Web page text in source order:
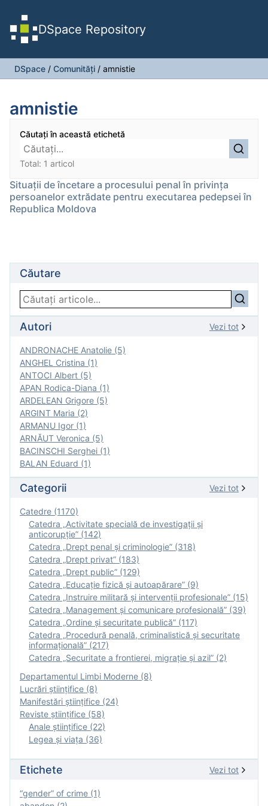
DSpace Repository
DSpace / Comunități / amnistie
amnistie
Căutați în această etichetă
Total: 1 articol
Situații de încetare a procesului penal în privința
persoanelor extrădate pentru executarea pedepsei în
Republica Moldova
Căutare
Autori Vezi tot
ANDRONACHE Anatolie (5)
ANGHEL Cristina (1)
ANTOCI Albert (5)
APAN Rodica-Diana (1)
ARDELEAN Grigore (5)
ARGINT Maria (2)
ARMANU Igor (1)
ARNĂUT Veronica (5)
BACINSCHI Serghei (1)
BALAN Eduard (1)
Categorii Vezi tot
Catedre (1170)
Catedra „Activitate specială de investigaţii şi
anticorupție” (142)
Catedra „Drept penal și criminologie” (318)
Catedra „Drept privat” (183)
Catedra „Drept public” (129)
Catedra „Educație fizică şi autoapărare” (9)
Catedra „Instruire militară şi intervenţii profesionale” (15)
Catedra „Management și comunicare profesională” (39)
Catedra „Ordine și securitate publică” (117)
Catedra „Procedură penală, criminalistică și securitate
informațională” (217)
Catedra „Securitate a frontierei, migrație și azil” (2)
Departamentul Limbi Moderne (8)
Lucrări științifice (8)
Manifestări ştiinţifice (24)
Reviste ştiinţifice (58)
Anale ştiinţifice (22)
Legea şi viaţa (36)
Etichete Vezi tot
“gender” of crime (1)